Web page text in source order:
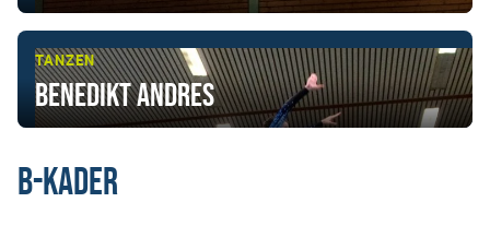
TANZEN
Benedikt Andres
B-Kader